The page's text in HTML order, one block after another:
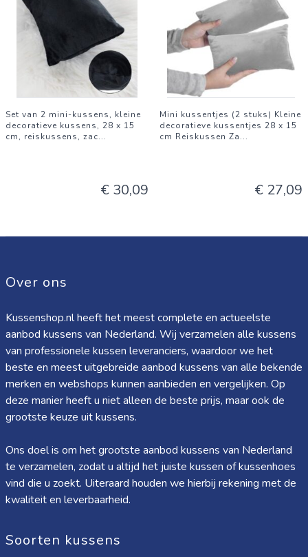
Set van 2 mini-kussens, kleine
decoratieve kussens, 28 x 15
cm, reiskussens, zac...
€ 30,09
Mini kussentjes (2 stuks) Kleine
decoratieve kussentjes 28 x 15
cm Reiskussen Za...
€ 27,09
Over ons
Kussenshop.nl heeft het meest complete en actueelste
aanbod kussens van Nederland. Wij verzamelen alle kussens
van professionele kussen leveranciers, waardoor we het
beste en meest uitgebreide aanbod kussens van alle bekende
merken en webshops kunnen aanbieden en vergelijken. Op
deze manier heeft u niet alleen de beste prijs, maar ook de
grootste keuze uit kussens.
Ons doel is om het grootste aanbod kussens van Nederland
te verzamelen, zodat u altijd het juiste kussen of kussenhoes
vind die u zoekt. Uiteraard houden we hierbij rekening met de
kwaliteit en leverbaarheid.
Soorten kussens